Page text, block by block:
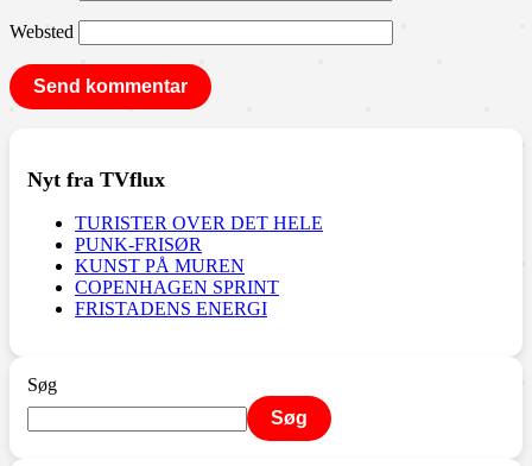
Websted
Nyt fra TVflux
TURISTER OVER DET HELE
PUNK-FRISØR
KUNST PÅ MUREN
COPENHAGEN SPRINT
FRISTADENS ENERGI
Søg
Søg